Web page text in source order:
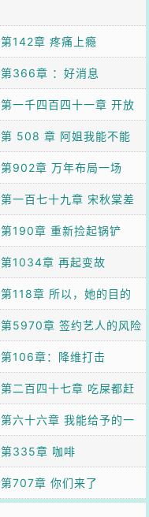
第142章 疼痛上瘾
第366章 ：好消息
第一千四百四十一章 开放
周（下）
第 508 章 阿姐我能不能
也凑个热闹
第902章 万年布局一场
空，幕后黑手气疯了！
第一百七十九章 宋秋棠差
点流产?
第190章 重新捡起锅铲
第1034章 再起变故
第118章 所以，她的目的
是什么
第5970章 签约艺人的风险
第106章：降维打击
第二百四十七章 吃屎都赶
不上热乎的
第六十六章 我能给予的一
些时间
第335章 咖啡
第707章 你们来了